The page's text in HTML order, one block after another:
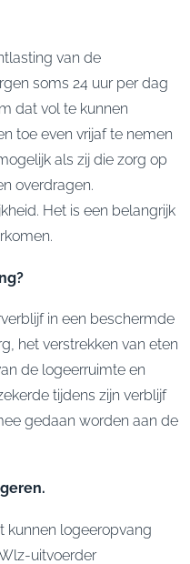
van de
soms 24 uur per dag
dat vol te kunnen
toe even vrijaf te nemen
als zij die zorg op
overdragen.
Het is een belangrijk
in een beschermde
het verstrekken van eten
de logeerruimte en
tijdens zijn verblijf
gedaan worden aan de
kunnen logeeropvang
uitvoerder